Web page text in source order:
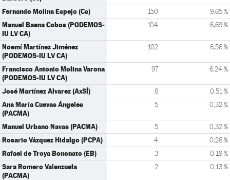
Fernando Molina Espejo (Cs) 150 9,65 %
Manuel Baena Cobos (PODEMOS-
IU LV CA)
104 6,69 %
Noemí Martínez Jiménez
(PODEMOS-IU LV CA)
102 6,56 %
Francisco Antonio Molina Varona
(PODEMOS-IU LV CA)
97 6,24 %
José Martínez Alvarez (AxSÍ) 8 0,51 %
Ana María Cuevas Ángeles
(PACMA)
5 0,32 %
Manuel Urbano Navas (PACMA) 5 0,32 %
Rosario Vázquez Hidalgo (PCPA) 4 0,26 %
Rafael de Troya Bononato (EB) 3 0,19 %
Sara Romero Valenzuela
(PACMA)
2 0,13 %